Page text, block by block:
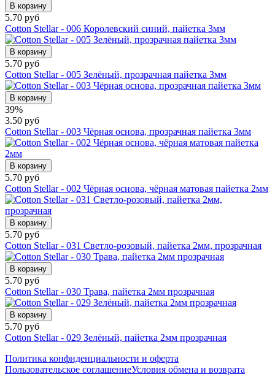
В корзину
5.70 руб
Cotton Stellar - 006 Королевский синий, пайетка 3мм
В корзину
5.70 руб
Cotton Stellar - 005 Зелёный, прозрачная пайетка 3мм
В корзину
39%
3.50 руб
Cotton Stellar - 003 Чёрная основа, прозрачная пайетка 3мм
В корзину
5.70 руб
Cotton Stellar - 002 Чёрная основа, чёрная матовая пайетка 2мм
В корзину
5.70 руб
Cotton Stellar - 031 Светло-розовый, пайетка 2мм, прозрачная
В корзину
5.70 руб
Cotton Stellar - 030 Трава, пайетка 2мм прозрачная
В корзину
5.70 руб
Cotton Stellar - 029 Зелёный, пайетка 2мм прозрачная
Политика конфиденциальности и оферта
Пользовательское соглашениеУсловия обмена и возврата